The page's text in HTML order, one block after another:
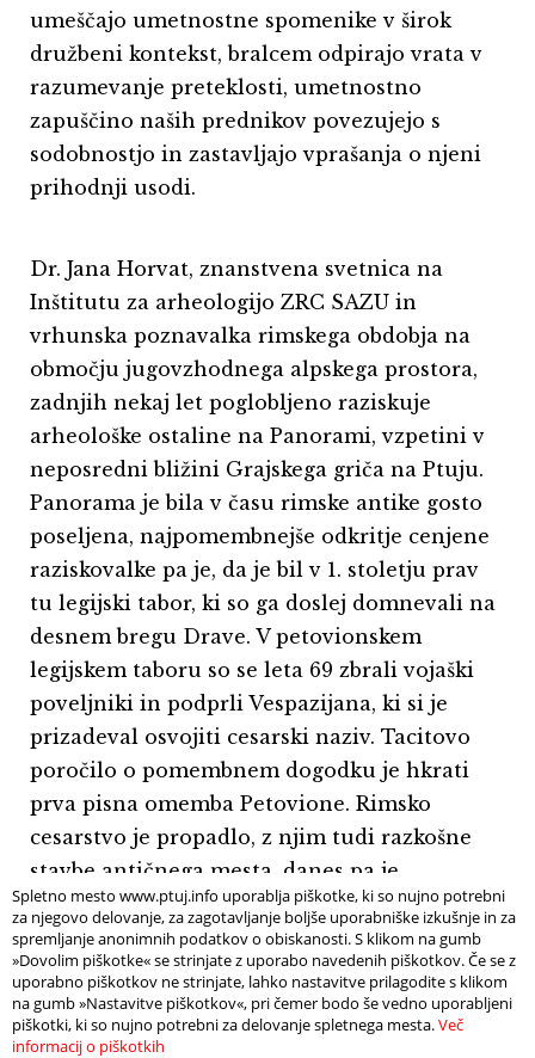
umeščajo umetnostne spomenike v širok
družbeni kontekst, bralcem odpirajo vrata v
razumevanje preteklosti, umetnostno
zapuščino naših prednikov povezujejo s
sodobnostjo in zastavljajo vprašanja o njeni
prihodnji usodi.
Dr. Jana Horvat, znanstvena svetnica na
Inštitutu za arheologijo ZRC SAZU in
vrhunska poznavalka rimskega obdobja na
območju jugovzhodnega alpskega prostora,
zadnjih nekaj let poglobljeno raziskuje
arheološke ostaline na Panorami, vzpetini v
neposredni bližini Grajskega griča na Ptuju.
Panorama je bila v času rimske antike gosto
poseljena, najpomembnejše odkritje cenjene
raziskovalke pa je, da je bil v 1. stoletju prav
tu legijski tabor, ki so ga doslej domnevali na
desnem bregu Drave. V petovionskem
legijskem taboru so se leta 69 zbrali vojaški
poveljniki in podprli Vespazijana, ki si je
prizadeval osvojiti cesarski naziv. Tacitovo
poročilo o pomembnem dogodku je hkrati
prva pisna omemba Petovione. Rimsko
cesarstvo je propadlo, z njim tudi razkošne
stavbe antičnega mesta, danes pa je
Panorama oživljena kot dragoceno
arheološko najdišče in kot priljubljen
arheološki park.
Spletno mesto www.ptuj.info uporablja piškotke, ki so nujno potrebni
za njegovo delovanje, za zagotavljanje boljše uporabniške izkušnje in za
spremljanje anonimnih podatkov o obiskanosti. S klikom na gumb
»Dovolim piškotke« se strinjate z uporabo navedenih piškotkov. Če se z
uporabno piškotkov ne strinjate, lahko nastavitve prilagodite s klikom
na gumb »Nastavitve piškotkov«, pri čemer bodo še vedno uporabljeni
piškotki, ki so nujno potrebni za delovanje spletnega mesta.Več
informacij o piškotkih